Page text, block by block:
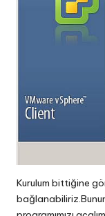
Kurulum bittiğine